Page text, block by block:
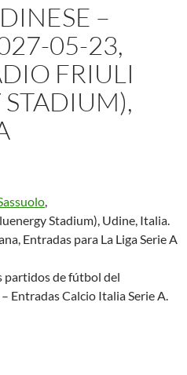
–
05-23,
FRIULI
,
Stadium), Udine, Italia.
Entradas para La Liga Serie A
partidos de fútbol del
Entradas Calcio Italia Serie A.